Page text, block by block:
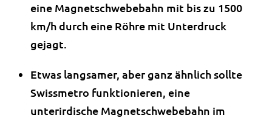
eine Magnetschwebebahn mit bis zu 1500
km/h durch eine Röhre mit Unterdruck
gejagt.
Etwas langsamer, aber ganz ähnlich sollte
Swissmetro funktionieren, eine
unterirdische Magnetschwebebahn im